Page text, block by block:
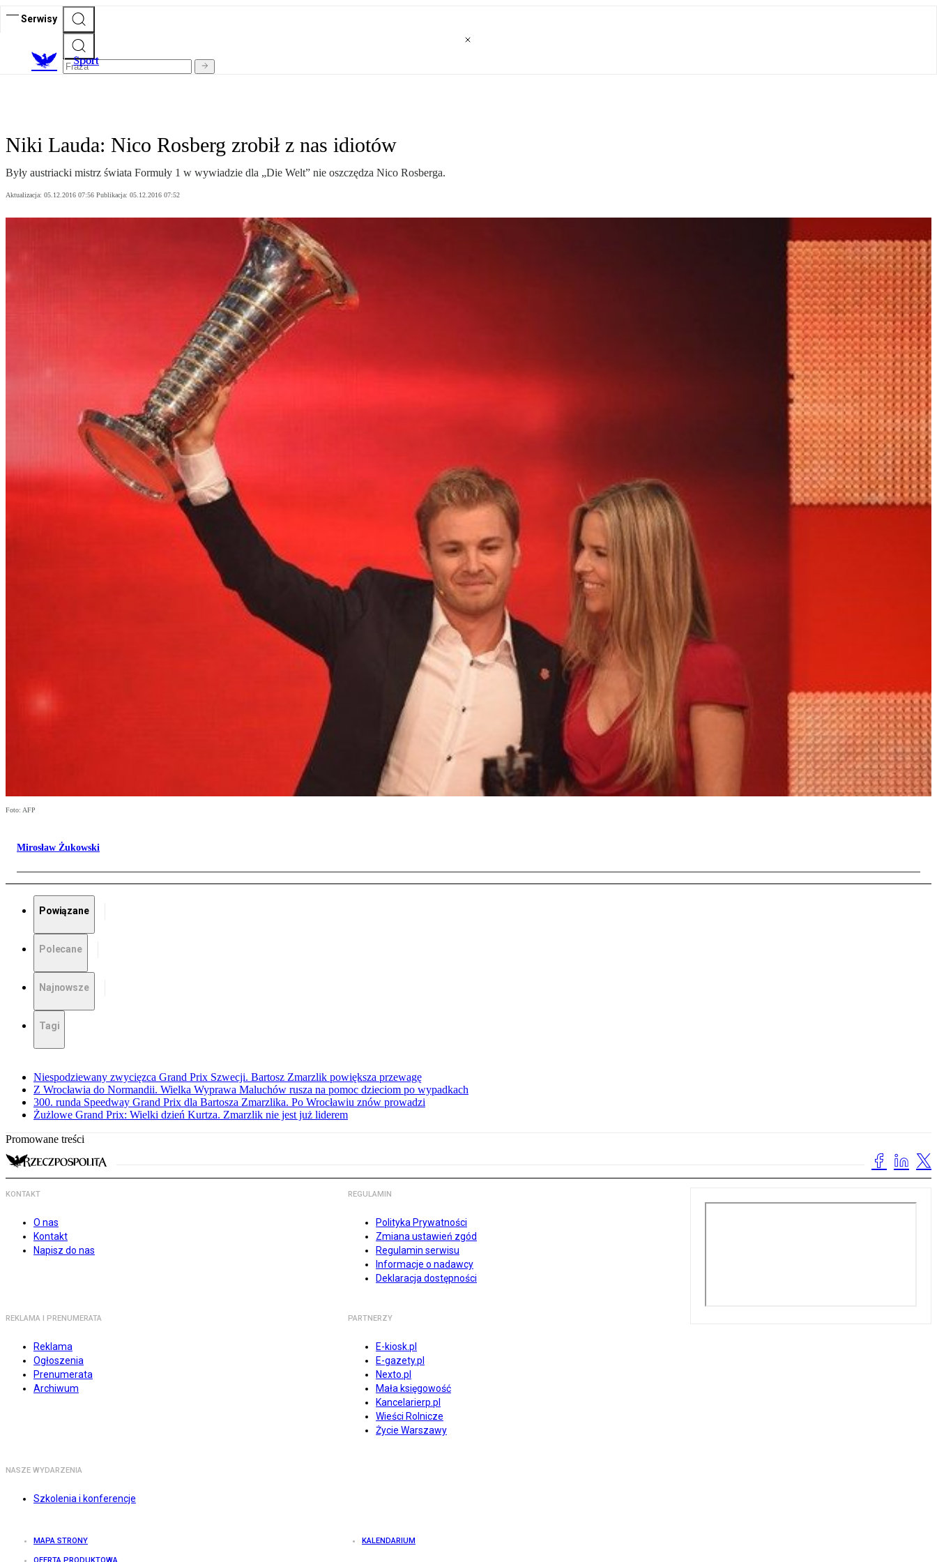
Serwisy
Sport
Niki Lauda: Nico Rosberg zrobił z nas idiotów
Były austriacki mistrz świata Formuły 1 w wywiadzie dla „Die Welt” nie oszczędza Nico Rosberga.
Aktualizacja: 05.12.2016 07:56 Publikacja: 05.12.2016 07:52
Foto: AFP
Mirosław Żukowski
Powiązane
Polecane
Najnowsze
Tagi
Niespodziewany zwycięzca Grand Prix Szwecji. Bartosz Zmarzlik powiększa przewagę
Z Wrocławia do Normandii. Wielka Wyprawa Maluchów rusza na pomoc dzieciom po wypadkach
300. runda Speedway Grand Prix dla Bartosza Zmarzlika. Po Wrocławiu znów prowadzi
Żużlowe Grand Prix: Wielki dzień Kurtza. Zmarzlik nie jest już liderem
Promowane treści
KONTAKT
O nas
Kontakt
Napisz do nas
REGULAMIN
Polityka Prywatności
Zmiana ustawień zgód
Regulamin serwisu
Informacje o nadawcy
Deklaracja dostępności
REKLAMA I PRENUMERATA
Reklama
Ogłoszenia
Prenumerata
Archiwum
PARTNERZY
E-kiosk.pl
E-gazety.pl
Nexto.pl
Mała księgowość
Kancelarierp.pl
Wieści Rolnicze
Życie Warszawy
NASZE WYDARZENIA
Szkolenia i konferencje
MAPA STRONY KALENDARIUM